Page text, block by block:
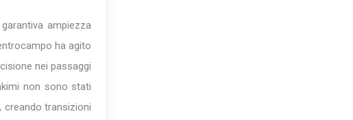
ampiezza
ha agito
nei passaggi
non sono stati
transizioni